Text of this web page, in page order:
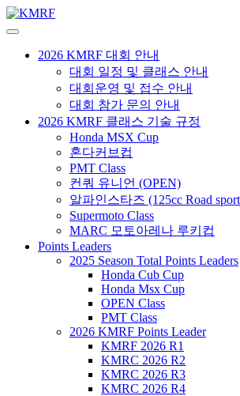
Skip
to
KMRF
Korea Mini-moto Racing Championship
2026 KMRF 대회 안내
대회 일정 및 클래스 안내
대회운영 및 접수 안내
대회 참가 문의 안내
2026 KMRF 클래스 기술 규정
Honda MSX Cup
혼다커브컵
PMT Class
컨쿼 유니언 (OPEN)
알파인스타즈 (125cc Road
Supermoto Class
MARC 모토아레나 루키컵
Points Leaders
2025 Season Total Points Leaders
Honda Cub Cup
Honda Msx Cup
OPEN Class
PMT Class
2026 KMRF Points Leader
KMRF 2026 R1
KMRC 2026 R2
KMRC 2026 R3
KMRC 2026 R4